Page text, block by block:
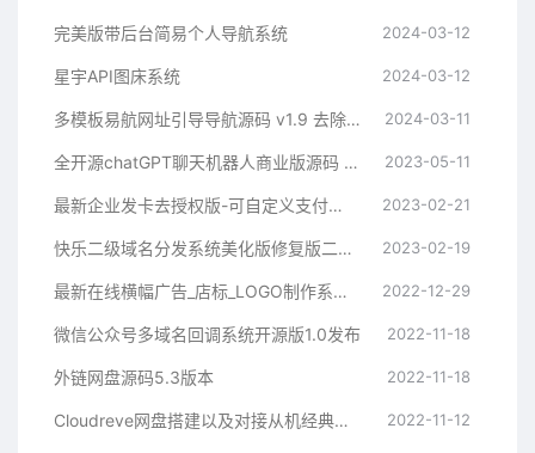
完美版带后台简易个人导航系统 2024-03-12
星宇API图床系统 2024-03-12
多模板易航网址引导导航源码 v1.9 去除弹窗等开心版 2024-03-11
全开源chatGPT聊天机器人商业版源码 支持魔改 完全开放源代码 2023-05-11
最新企业发卡去授权版-可自定义支付接口 2023-02-21
快乐二级域名分发系统美化版修复版二开版 2023-02-19
最新在线横幅广告_店标_LOGO制作系统源码本地接口版 2022-12-29
微信公众号多域名回调系统开源版1.0发布 2022-11-18
外链网盘源码5.3版本 2022-11-18
Cloudreve网盘搭建以及对接从机经典教程 2022-11-12